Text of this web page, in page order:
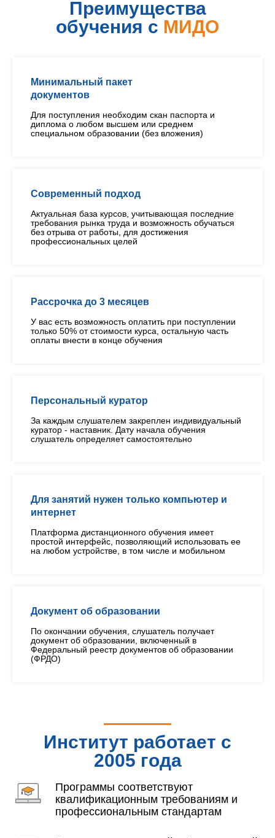
Преимущества
обучения с МИДО
Минимальный пакет
документов
Для поступления необходим скан паспорта и
диплома о любом высшем или среднем
специальном образовании (без вложения)
Современный подход
Актуальная база курсов, учитывающая последние
требования рынка труда и возможность обучаться
без отрыва от работы, для достижения
профессиональных целей
Рассрочка до 3 месяцев
У вас есть возможность оплатить при поступлении
только 50% от стоимости курса, остальную часть
оплаты внести в конце обучения
Персональный куратор
За каждым слушателем закреплен индивидуальный
куратор - наставник. Дату начала обучения
слушатель определяет самостоятельно
Для занятий нужен только компьютер и
интернет
Платформа дистанционного обучения имеет
простой интерфейс, позволяющий использовать ее
на любом устройстве, в том числе и мобильном
Документ об образовании
По окончании обучения, слушатель получает
документ об образовании, включенный в
Федеральный реестр документов об образовании
(ФРДО)
Институт работает с
2005 года
Программы соответствуют
квалификационным требованиям и
профессиональным стандартам